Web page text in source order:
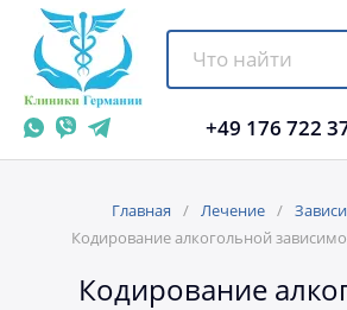
+49 176 722
Главная Лечение
Кодирование алкогольной
Кодирование